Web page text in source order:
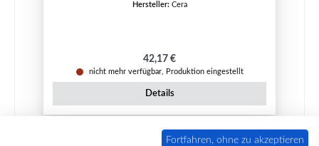
Hersteller: Cera
Regulärer Preis:
42,17 €
nicht mehr verfügbar, Produktion eingestellt
Details
Fortfahren, ohne zu akzeptieren